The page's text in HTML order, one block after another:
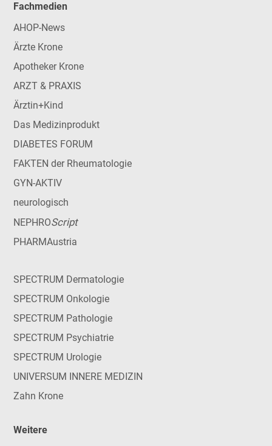
Fachmedien
AHOP-News
Ärzte Krone
Apotheker Krone
ARZT & PRAXIS
Ärztin+Kind
Das Medizinprodukt
DIABETES FORUM
FAKTEN der Rheumatologie
GYN-AKTIV
neurologisch
NEPHROScript
PHARMAustria
SPECTRUM Dermatologie
SPECTRUM Onkologie
SPECTRUM Pathologie
SPECTRUM Psychiatrie
SPECTRUM Urologie
UNIVERSUM INNERE MEDIZIN
Zahn Krone
Weitere